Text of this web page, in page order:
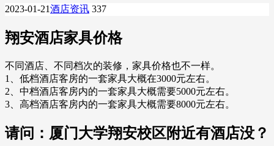
2023-01-21酒店资讯 337
翔安酒店家具价格
不同酒店、不同档次的装修，家具价格也不一样。
1、低档酒店客房的一套家具大概在3000元左右。
2、中档酒店客房内的一套家具大概需要5000元左右。
3、高档酒店客房内的一套家具大概需要8000元左右。
请问：厦门大学翔安校区附近有酒店没？